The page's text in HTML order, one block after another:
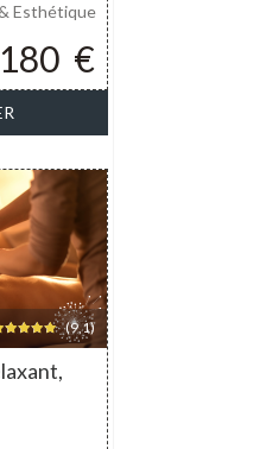
180 €
Esthétique
(9,1)